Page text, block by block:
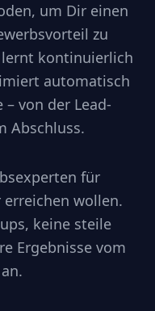
um Dir einen
zu
lernt kontinuierlich
automatisch
– von der Lead-
Abschluss.
für
wollen.
keine steile
Ergebnisse vom